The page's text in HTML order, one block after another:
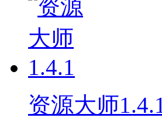
资源大师1.4.1